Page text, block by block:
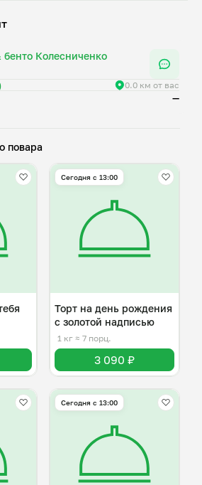
масло, краситель.
масло, разрыхлитель, мед,
масло, творожный сыр,
растительное масло, яйца,
Колесниченко
0.0 км от вас
—
повара
Сегодня с 13:00
Торт на день рождения
с золотой надписью
1 кг ≈ 7 порц.
3 090 ₽
Сегодня с 13:00